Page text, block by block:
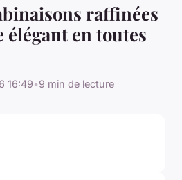
raffinées
élégant en toutes
16:49•9 min de lecture